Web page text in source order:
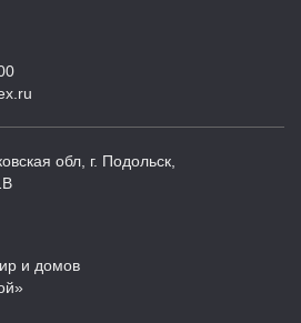
обл, г. Подольск,
и домов